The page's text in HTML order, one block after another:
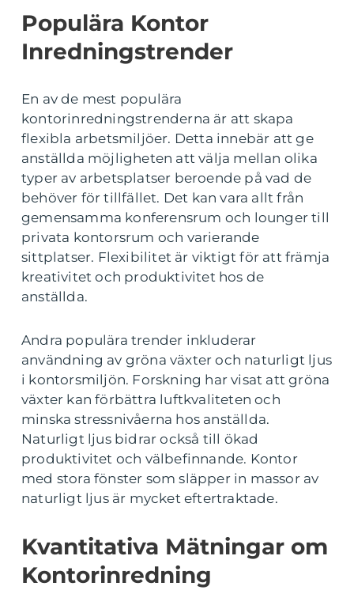
Populära Kontor
Inredningstrender
En av de mest populära
kontorinredningstrenderna är att skapa
flexibla arbetsmiljöer. Detta innebär att ge
anställda möjligheten att välja mellan olika
typer av arbetsplatser beroende på vad de
behöver för tillfället. Det kan vara allt från
gemensamma konferensrum och lounger till
privata kontorsrum och varierande
sittplatser. Flexibilitet är viktigt för att främja
kreativitet och produktivitet hos de
anställda.
Andra populära trender inkluderar
användning av gröna växter och naturligt ljus
i kontorsmiljön. Forskning har visat att gröna
växter kan förbättra luftkvaliteten och
minska stressnivåerna hos anställda.
Naturligt ljus bidrar också till ökad
produktivitet och välbefinnande. Kontor
med stora fönster som släpper in massor av
naturligt ljus är mycket eftertraktade.
Kvantitativa Mätningar om
Kontorinredning